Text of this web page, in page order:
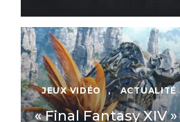
JEUX VIDÉO , ACTUALITÉ
« Final Fantasy XIV